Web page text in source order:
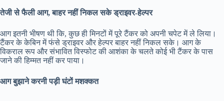
तेजी से फैली आग, बाहर नहीं निकल सके ड्राइवर-हेल्पर
आग इतनी भीषण थी कि, कुछ ही मिनटों में पूरे टैंकर को अपनी चपेट में ले लिया।
टैंकर के केबिन में फंसे ड्राइवर और हेल्पर बाहर नहीं निकल सके। आग के
विकराल रूप और संभावित विस्फोट की आशंका के चलते कोई भी टैंकर के पास
जाने की हिम्मत नहीं कर पाया।
आग बुझाने करनी पड़ी घंटों मशक्कत